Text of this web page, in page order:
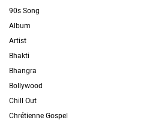
90s Song
Album
Artist
Bhakti
Bhangra
Bollywood
Chill Out
Chrétienne Gospel